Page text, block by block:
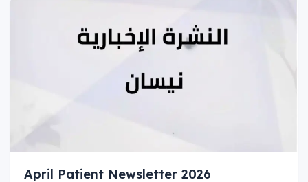
April Patient Newsletter 2026